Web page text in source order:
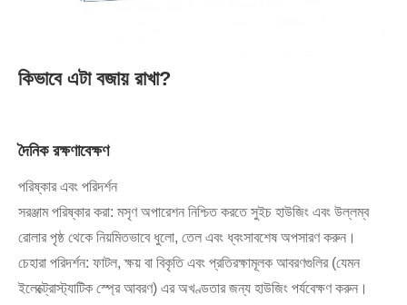
কিভাবে এটা বজায় রাখা?
দৈনিক রক্ষণাবেক্ষণ
পরিষ্কার এবং পরিদর্শন
সরঞ্জাম পরিষ্কার করা: মসৃণ অপারেশন নিশ্চিত করতে সুইচ হাউজিং এবং উল্লম্ব
রোলার পৃষ্ঠ থেকে নিয়মিতভাবে ধুলো, তেল এবং ধ্বংসাবশেষ অপসারণ করুন।
চেহারা পরিদর্শন: ফাটল, ক্ষয় বা বিকৃতি এবং প্রতিরক্ষামূলক আবরণগুলির (যেমন
ইলেক্ট্রোস্ট্যাটিক স্প্রে আবরণ) এর অখণ্ডতার জন্য হাউজিং পর্যবেক্ষণ করুন।